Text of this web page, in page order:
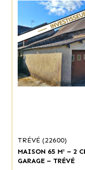
TRÉVÉ (22600)
MAISON 65 M² – 2
GARAGE – TRÉVÉ